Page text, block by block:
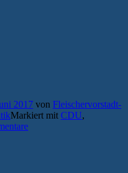
2017 von Fleischervorstadt-
Markiert mit CDU,